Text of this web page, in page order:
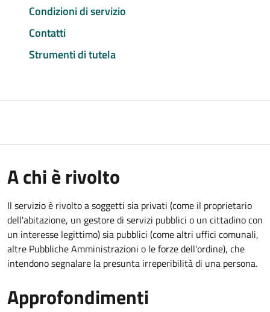
Condizioni di servizio
Contatti
Strumenti di tutela
A chi è rivolto
Il servizio è rivolto a soggetti sia privati (come il proprietario
dell'abitazione, un gestore di servizi pubblici o un cittadino con
un interesse legittimo) sia pubblici (come altri uffici comunali,
altre Pubbliche Amministrazioni o le forze dell'ordine), che
intendono segnalare la presunta irreperibilità di una persona.
Approfondimenti